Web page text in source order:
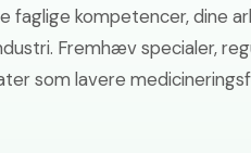
kompetencer, dine
Fremhæv specialer,
som lavere